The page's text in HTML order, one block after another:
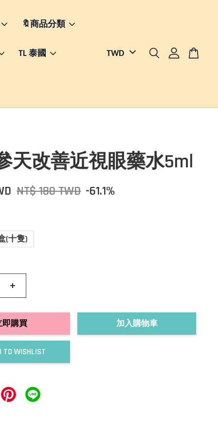
🔖商品分類
TL 泰國
天改善近視眼藥水5ml
NT$ 180 TWD -61.1%
(十隻)
+
即購買 加入購物車
TO WISHLIST